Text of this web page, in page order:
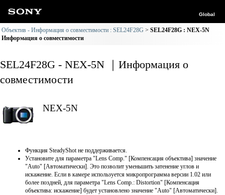
Global
Объектив - Информация о совместимости : SEL24F28G
SEL24F28G : NEX-5N
Информация о совместимости
SEL24F28G - NEX-5N ｜Информация о
совместимости
NEX-5N
Функция SteadyShot не поддерживается.
Установите для параметра "Lens Comp." [Компенсация объектива] значение
"Auto" [Автоматически]. Это позволит уменьшить затенение углов и
искажение. Если в камере используется микропрограмма версии 1.02 или
более поздней, для параметра "Lens Comp.: Distortion" [Компенсация
объектива: искажение] будет установлено значение "Auto" [Автоматически].